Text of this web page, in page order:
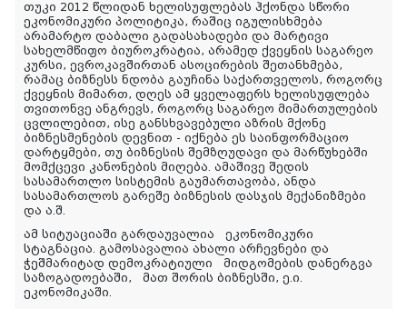
თუკი 2012 წლიდან ხელისუფლებას ჰქონდა სწორი
ეკონომიკური პოლიტიკა, რაშიც იგულისხმება
არამარტო დაბალი გადასახადები და მარტივი
სახელმწიფო ბიუროკრატია, არამედ ქვეყნის საგარეო
კურსი, ევროკავშირთან ასოცირების შეთანხმება,
რამაც ბიზნესს ნდობა გაუჩინა საქართველოს, როგორც
ქვეყნის მიმართ, დღეს ამ ყველაფერს ხელისუფლება
თვითონვე ანგრევს, როგორც საგარეო მიმართულების
ცვლილებით, ისე განსხვავებული აზრის მქონე
ბიზნესმენების დევნით - იქნება ეს საინფორმაციო
დარტყმები, თუ ბიზნესის შემზღუდავი და მარწუხებში
მომქცევი კანონების მიღება. ამაშივე შედის
სასამართლო სისტემის გაუმართავობა, ანდა
სასამართლოს გარეშე ბიზნესის დასჯის მექანიზმები
და ა.შ.
ამ სიტუაციაში გარდაუვალია ეკონომიკური
სტაგნაცია. გამოსავალია ახალი არჩევნები და
ჭეშმარიტად დემოკრატიული მიდგომების დანერგვა
საზოგადოებაში, მათ შორის ბიზნესში, ე.ი.
ეკონომიკაში.